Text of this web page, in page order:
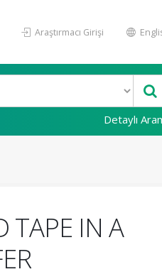
Araştırmacı Girişi
Detaylı
TAPE IN A